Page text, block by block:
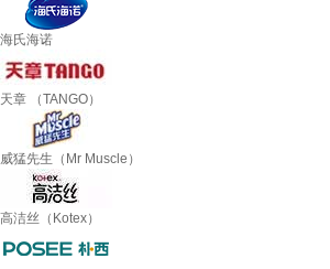
海氏海诺
天章 （TANGO）
威猛先生（Mr Muscle）
高洁丝（Kotex）